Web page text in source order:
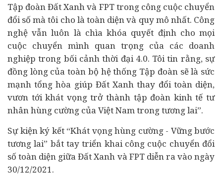
Tập đoàn Đất Xanh và FPT trong công cuộc chuyển
đổi số mà tôi cho là toàn diện và quy mô nhất. Công
nghệ vẫn luôn là chìa khóa quyết định cho mọi
cuộc chuyển mình quan trọng của các doanh
nghiệp trong bối cảnh thời đại 4.0. Tôi tin rằng, sự
đồng lòng của toàn bộ hệ thống Tập đoàn sẽ là sức
mạnh tổng hòa giúp Đất Xanh thay đổi toàn diện,
vươn tới khát vọng trở thành tập đoàn kinh tế tư
nhân hùng cường của Việt Nam trong tương lai”.
Sự kiện ký kết “Khát vọng hùng cường - Vững bước
tương lai” bắt tay triển khai công cuộc chuyển đổi
số toàn diện giữa Đất Xanh và FPT diễn ra vào ngày
30/12/2021.